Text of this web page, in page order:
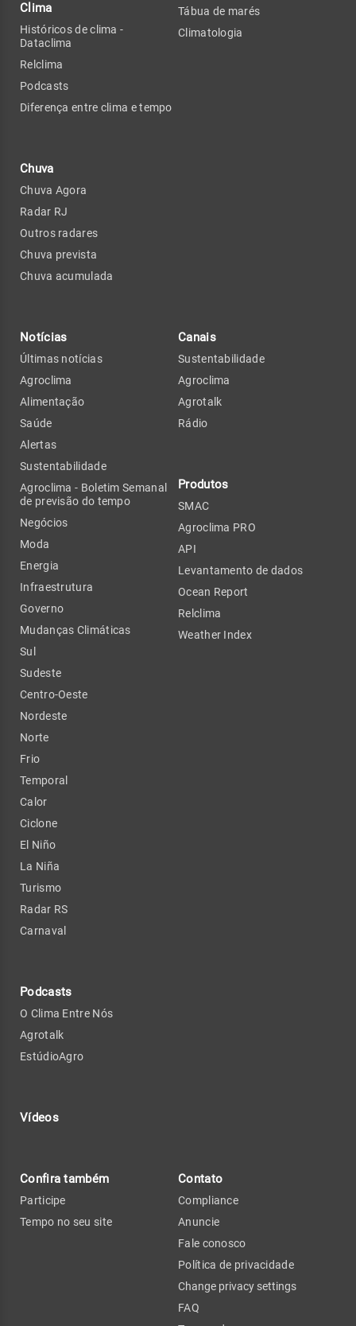
Clima
Históricos de clima -
Dataclima
Relclima
Podcasts
Diferença entre clima e tempo
Chuva
Chuva Agora
Radar RJ
Outros radares
Chuva prevista
Chuva acumulada
Tábua de marés
Climatologia
Notícias
Últimas notícias
Agroclima
Alimentação
Saúde
Alertas
Sustentabilidade
Agroclima - Boletim Semanal
de previsão do tempo
Negócios
Moda
Energia
Infraestrutura
Governo
Mudanças Climáticas
Sul
Sudeste
Centro-Oeste
Nordeste
Norte
Frio
Temporal
Calor
Ciclone
El Niño
La Niña
Turismo
Radar RS
Carnaval
Podcasts
O Clima Entre Nós
Agrotalk
EstúdioAgro
Vídeos
Canais
Sustentabilidade
Agroclima
Agrotalk
Rádio
Produtos
SMAC
Agroclima PRO
API
Levantamento de dados
Ocean Report
Relclima
Weather Index
Confira também
Participe
Tempo no seu site
Contato
Compliance
Anuncie
Fale conosco
Política de privacidade
Change privacy settings
FAQ